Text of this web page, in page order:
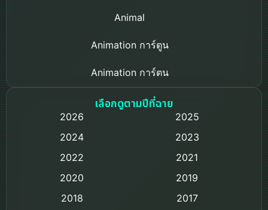
Animal
Animation การ์ตูน
Animation การ์ตูน
Based on a True Story เรื่องจริง
เลือกดูตามปีที่ฉาย
2026
2025
2024
2023
2022
2021
2020
2019
2018
2017